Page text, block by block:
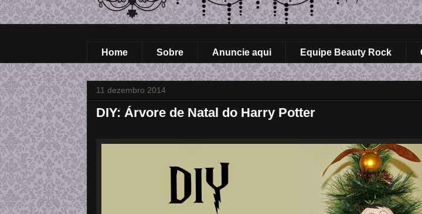
Home Sobre Anuncie aqui Equipe Beauty Rock
11 dezembro 2014
DIY: Árvore de Natal do Harry Potter